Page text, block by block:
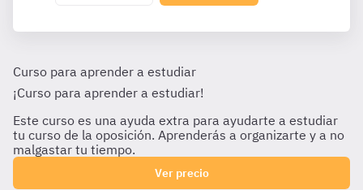
Curso para aprender a estudiar
¡Curso para aprender a estudiar!
Este curso es una ayuda extra para ayudarte a estudiar
tu curso de la oposición. Aprenderás a organizarte y a no
malgastar tu tiempo.
Ver precio